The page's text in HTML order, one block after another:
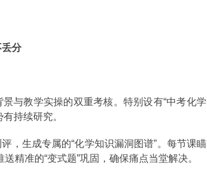
分
景与教学实操的双重考核。特别设有“中考化学
持续研究。
，生成专属的“化学知识漏洞图谱”。每节课瞄
精准的“变式题”巩固，确保痛点当堂解决。